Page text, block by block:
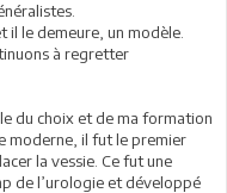
il le demeure, un modèle.
à regretter
du choix et de ma formation
moderne, il fut le premier
la vessie. Ce fut une
de l’urologie et développé